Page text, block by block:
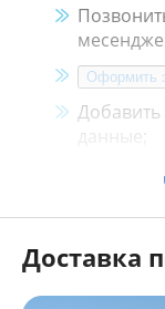
Оформить
Добавить
данные;
Как
Доставка